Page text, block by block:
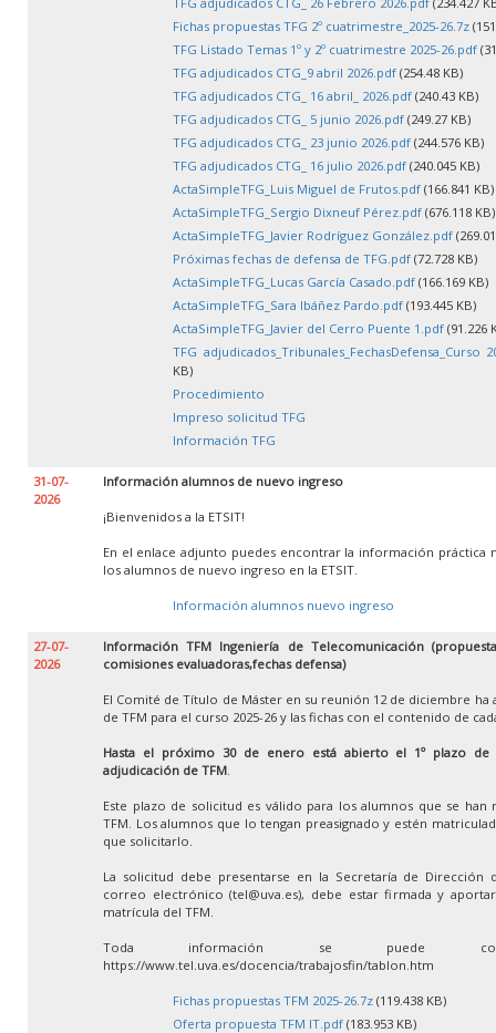
Fichas propuestas TFG 2º cuatrimestre_2025-26.7z
TFG Listado Temas 1º y 2º cuatrimestre 2025-26.pdf
TFG adjudicados CTG_9 abril 2026.pdf (254.48 KB)
TFG adjudicados CTG_ 16 abril_ 2026.pdf (240.43 KB)
TFG adjudicados CTG_ 5 junio 2026.pdf (249.27 KB)
TFG adjudicados CTG_ 23 junio 2026.pdf (244.576 KB)
TFG adjudicados CTG_ 16 julio 2026.pdf (240.045 KB)
ActaSimpleTFG_Luis Miguel de Frutos.pdf (166.841 KB)
ActaSimpleTFG_Sergio Dixneuf Pérez.pdf (676.118 KB)
ActaSimpleTFG_Javier Rodríguez González.pdf
Próximas fechas de defensa de TFG.pdf (72.728 KB)
ActaSimpleTFG_Lucas García Casado.pdf (166.169 KB)
ActaSimpleTFG_Sara Ibáñez Pardo.pdf (193.445 KB)
ActaSimpleTFG_Javier del Cerro Puente 1.pdf (91.226
TFG adjudicados_Tribunales_FechasDefensa_Curso
KB)
Procedimiento
Impreso solicitud TFG
Información TFG
31-07-
2026
Información alumnos de nuevo ingreso
¡Bienvenidos a la ETSIT!
En el enlace adjunto puedes encontrar la información práctica
los alumnos de nuevo ingreso en la ETSIT.
Información alumnos nuevo ingreso
27-07-
2026
Información TFM Ingeniería de Telecomunicación
comisiones evaluadoras,fechas defensa)
El Comité de Título de Máster en su reunión 12 de diciembre
de TFM para el curso 2025-26 y las fichas con el contenido de
Hasta el próximo 30 de enero está abierto el 1º plazo
adjudicación de TFM.
Este plazo de solicitud es válido para los alumnos que se han
TFM. Los alumnos que lo tengan preasignado y estén
que solicitarlo.
La solicitud debe presentarse en la Secretaría de Dirección
correo electrónico (tel@uva.es), debe estar firmada y
matrícula del TFM.
Toda información se puede
https://www.tel.uva.es/docencia/trabajosfin/tablon.htm
Fichas propuestas TFM 2025-26.7z (119.438 KB)
Oferta propuesta TFM IT.pdf (183.953 KB)